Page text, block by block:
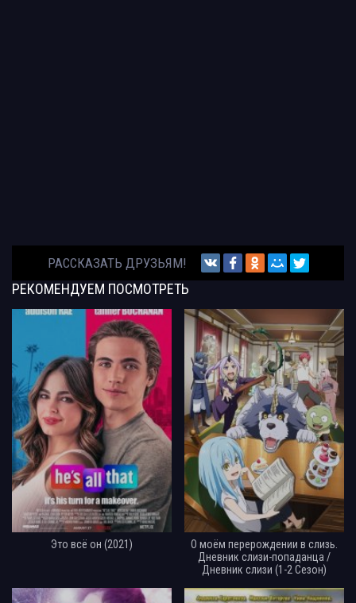
РАССКАЗАТЬ ДРУЗЬЯМ!
РЕКОМЕНДУЕМ ПОСМОТРЕТЬ
Это всё он (2021)
О моём перерождении в слизь.
Дневник слизи-попаданца /
Дневник слизи (1-2 Сезон)